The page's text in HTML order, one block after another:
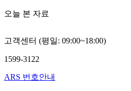
오늘 본 자료
고객센터 (평일: 09:00~18:00)
1599-3122
ARS 번호안내